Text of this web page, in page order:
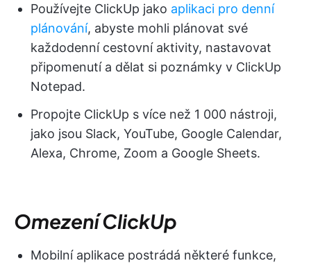
Používejte ClickUp jako aplikaci pro denní
plánování, abyste mohli plánovat své
každodenní cestovní aktivity, nastavovat
připomenutí a dělat si poznámky v ClickUp
Notepad.
Propojte ClickUp s více než 1 000 nástroji,
jako jsou Slack, YouTube, Google Calendar,
Alexa, Chrome, Zoom a Google Sheets.
Omezení ClickUp
Mobilní aplikace postrádá některé funkce,